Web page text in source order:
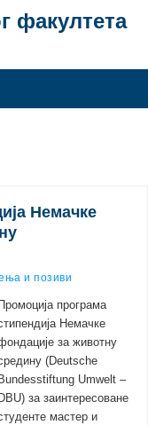
факултета
Немачке
и позиви
Промоција програма
Немачке
за животну
(Deutsche
Bundesstiftung Umwelt –
DBU) за заинтересоване
мастер и